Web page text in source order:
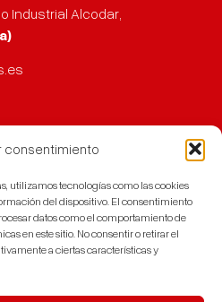
consentimiento
utilizamos tecnologías como las cookies
del dispositivo. El consentimiento
datos como el comportamiento de
en este sitio. No consentir o retirar el
a ciertas características y
Industrial Alcodar,
Aviso legal
Política de cookies